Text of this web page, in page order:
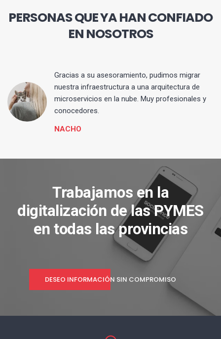
PERSONAS QUE YA HAN CONFIADO
EN NOSOTROS
Gracias a su asesoramiento, pudimos migrar
nuestra infraestructura a una arquitectura de
microservicios en la nube. Muy profesionales y
conocedores.
NACHO
Trabajamos en la
digitalización de las PYMES
en todas las provincias
DESEO INFORMACIÓN SIN COMPROMISO